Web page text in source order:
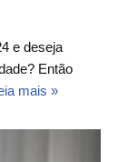
e deseja
Então
mais »